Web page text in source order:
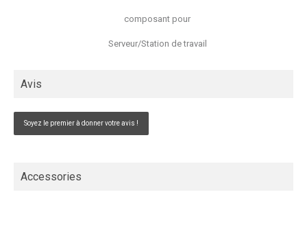
composant pour
Serveur/Station de travail
Avis
Soyez le premier à donner votre avis !
Accessories